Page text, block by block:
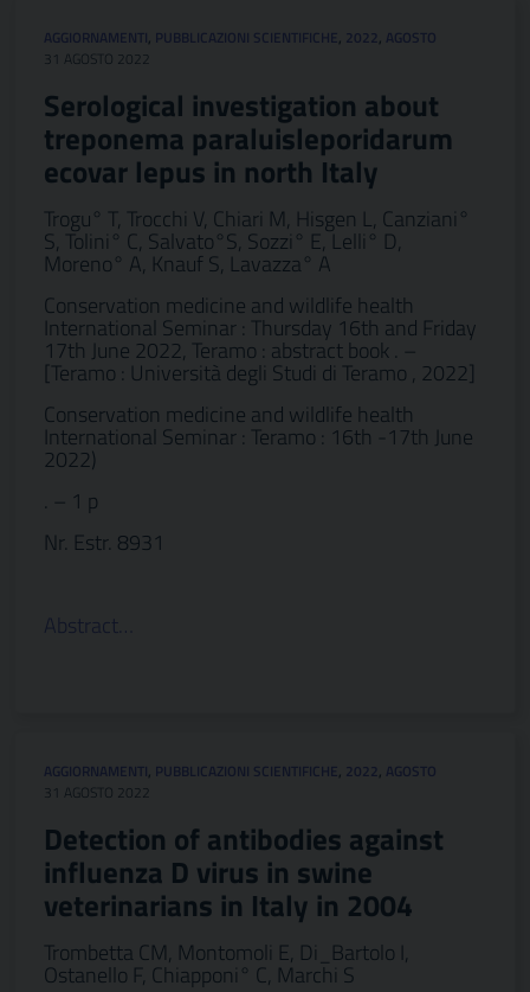
AGGIORNAMENTI, PUBBLICAZIONI SCIENTIFICHE, 2022, AGOSTO
31 AGOSTO 2022
Serological investigation about
treponema paraluisleporidarum
ecovar lepus in north Italy
Trogu° T, Trocchi V, Chiari M, Hisgen L, Canziani°
S, Tolini° C, Salvato°S, Sozzi° E, Lelli° D,
Moreno° A, Knauf S, Lavazza° A
Conservation medicine and wildlife health
International Seminar : Thursday 16th and Friday
17th June 2022, Teramo : abstract book . –
[Teramo : Università degli Studi di Teramo , 2022]
Conservation medicine and wildlife health
International Seminar : Teramo : 16th -17th June
2022)
. – 1 p
Nr. Estr. 8931
Abstract…
AGGIORNAMENTI, PUBBLICAZIONI SCIENTIFICHE, 2022, AGOSTO
31 AGOSTO 2022
Detection of antibodies against
influenza D virus in swine
veterinarians in Italy in 2004
Trombetta CM, Montomoli E, Di_Bartolo I,
Ostanello F, Chiapponi° C, Marchi S